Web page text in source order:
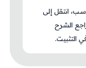
انتقل إلى
الشرح
التثبيت.